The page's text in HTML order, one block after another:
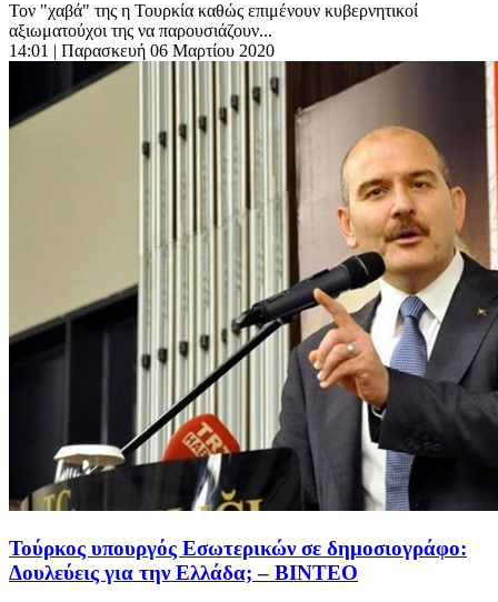
Τον "χαβά" της η Τουρκία καθώς επιμένουν κυβερνητικοί
αξιωματούχοι της να παρουσιάζουν...
14:01 | Παρασκευή 06 Μαρτίου 2020
Τούρκος υπουργός Εσωτερικών σε δημοσιογράφο:
Δουλεύεις για την Ελλάδα; – ΒΙΝΤΕΟ